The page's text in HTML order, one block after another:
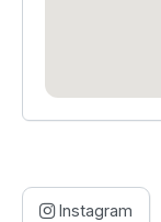
Instagram